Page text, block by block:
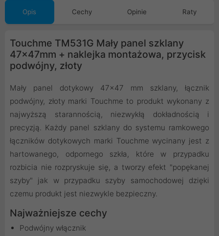
Opis Cechy Opinie Raty
Touchme TM531G Mały panel szklany
47x47mm + naklejka montażowa, przycisk
podwójny, złoty
Mały panel dotykowy 47x47 mm szklany, łącznik
podwójny, złoty marki Touchme to produkt wykonany z
najwyższą starannością, niezwykłą dokładnością i
precyzją. Każdy panel szklany do systemu ramkowego
łączników dotykowych marki Touchme wycinany jest z
hartowanego, odpornego szkła, które w przypadku
rozbicia nie rozpryskuje się, a tworzy efekt "popękanej
szyby" jak w przypadku szyby samochodowej dzięki
czemu produkt jest niezwykle bezpieczny.
Najważniejsze cechy
Podwójny włącznik